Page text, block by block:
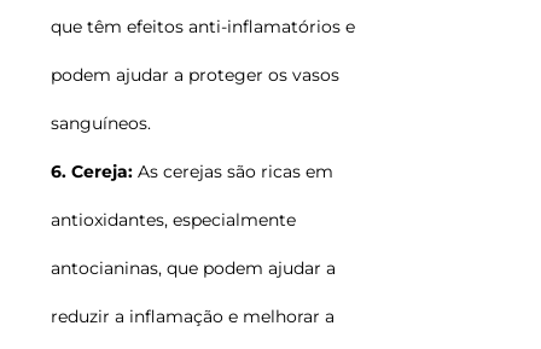
que têm efeitos anti-inflamatórios e
podem ajudar a proteger os vasos
sanguíneos.
6. Cereja: As cerejas são ricas em
antioxidantes, especialmente
antocianinas, que podem ajudar a
reduzir a inflamação e melhorar a